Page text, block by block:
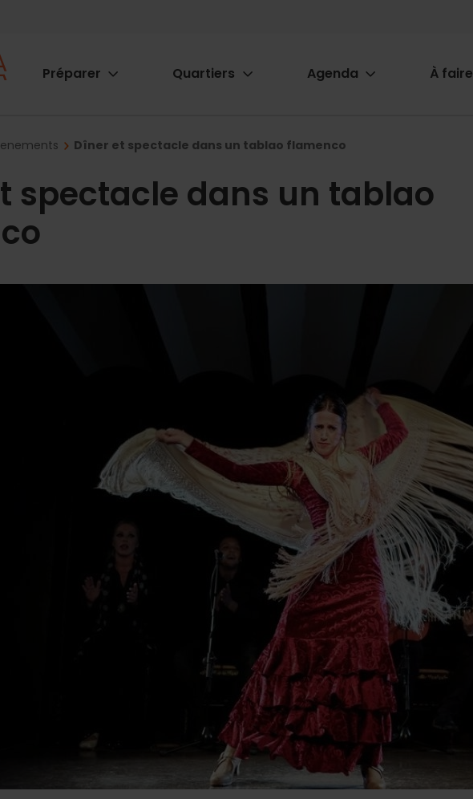
Main
Préparer Quartiers Agenda À faire
Dîner et spectacle dans un tablao flamenco
spectacle dans un tablao